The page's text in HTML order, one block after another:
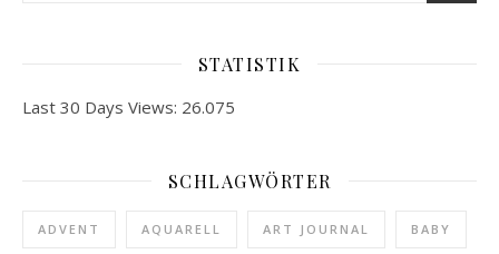
STATISTIK
Last 30 Days Views: 26.075
SCHLAGWÖRTER
ADVENT AQUARELL ART JOURNAL BABY